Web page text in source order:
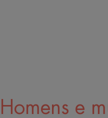
Homens e